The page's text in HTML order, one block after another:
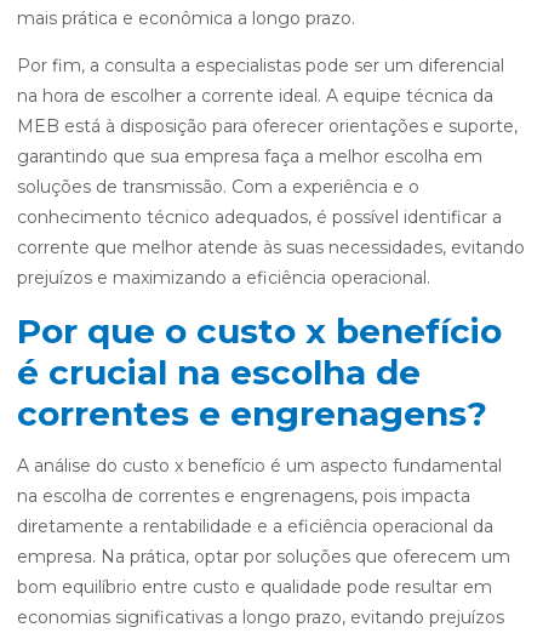
mais prática e econômica a longo prazo.
Por fim, a consulta a especialistas pode ser um diferencial
na hora de escolher a corrente ideal. A equipe técnica da
MEB está à disposição para oferecer orientações e suporte,
garantindo que sua empresa faça a melhor escolha em
soluções de transmissão. Com a experiência e o
conhecimento técnico adequados, é possível identificar a
corrente que melhor atende às suas necessidades, evitando
prejuízos e maximizando a eficiência operacional.
Por que o custo x benefício
é crucial na escolha de
correntes e engrenagens?
A análise do custo x benefício é um aspecto fundamental
na escolha de correntes e engrenagens, pois impacta
diretamente a rentabilidade e a eficiência operacional da
empresa. Na prática, optar por soluções que oferecem um
bom equilíbrio entre custo e qualidade pode resultar em
economias significativas a longo prazo, evitando prejuízos